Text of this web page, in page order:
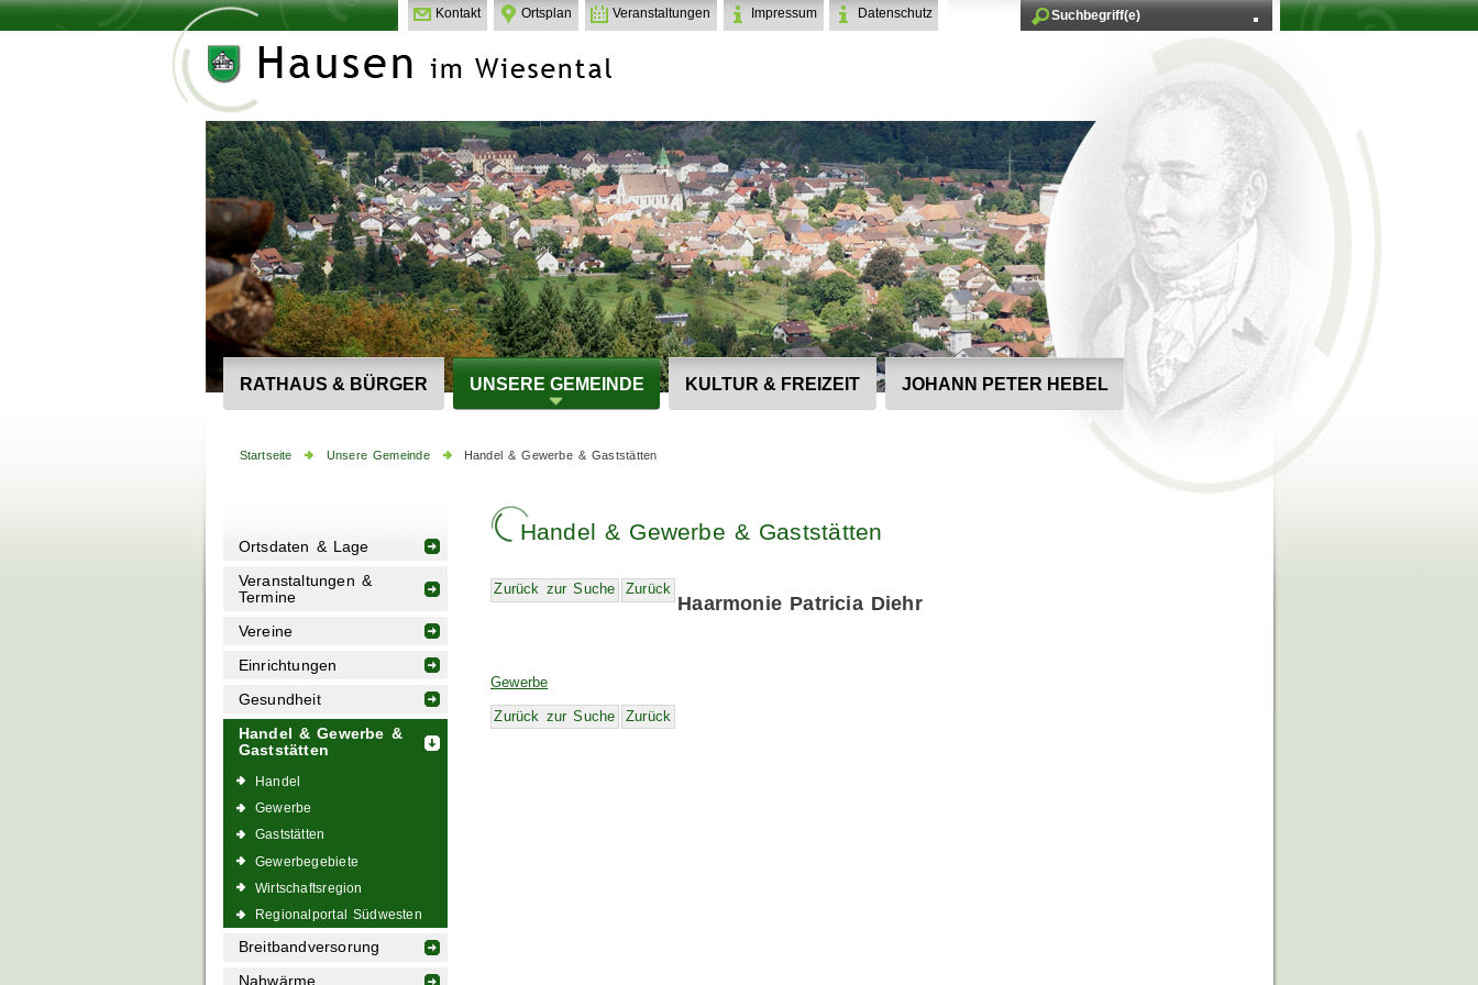
Kontakt Ortsplan Veranstaltungen Impressum Datenschutz
RATHAUS & BÜRGER UNSERE GEMEINDE KULTUR & FREIZEIT JOHANN PETER HEBEL
Startseite Unsere Gemeinde Handel & Gewerbe & Gaststätten
Ortsdaten & Lage
Veranstaltungen &
Termine
Vereine
Einrichtungen
Gesundheit
Handel & Gewerbe &
Gaststätten
Handel
Gewerbe
Gaststätten
Gewerbegebiete
Wirtschaftsregion
Regionalportal Südwesten
Breitbandversorung
Nahwärme
Handel & Gewerbe & Gaststätten
Zurück zur Suche Zurück
Haarmonie Patricia Diehr
Gewerbe
Zurück zur Suche Zurück